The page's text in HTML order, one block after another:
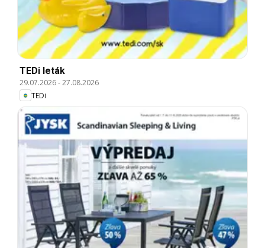
TEDi leták
29.07.2026-27.08.2026
TEDi